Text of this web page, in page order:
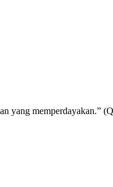
yang memperdayakan.”